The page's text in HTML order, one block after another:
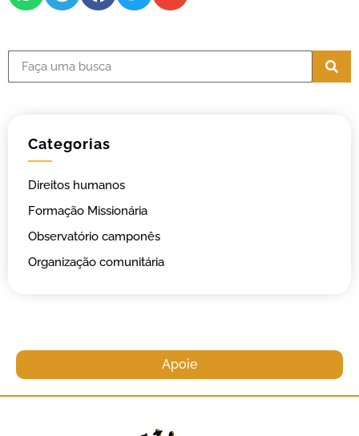
Categorias
Direitos humanos
Formação Missionária
Observatório camponês
Organização comunitária
Apoie